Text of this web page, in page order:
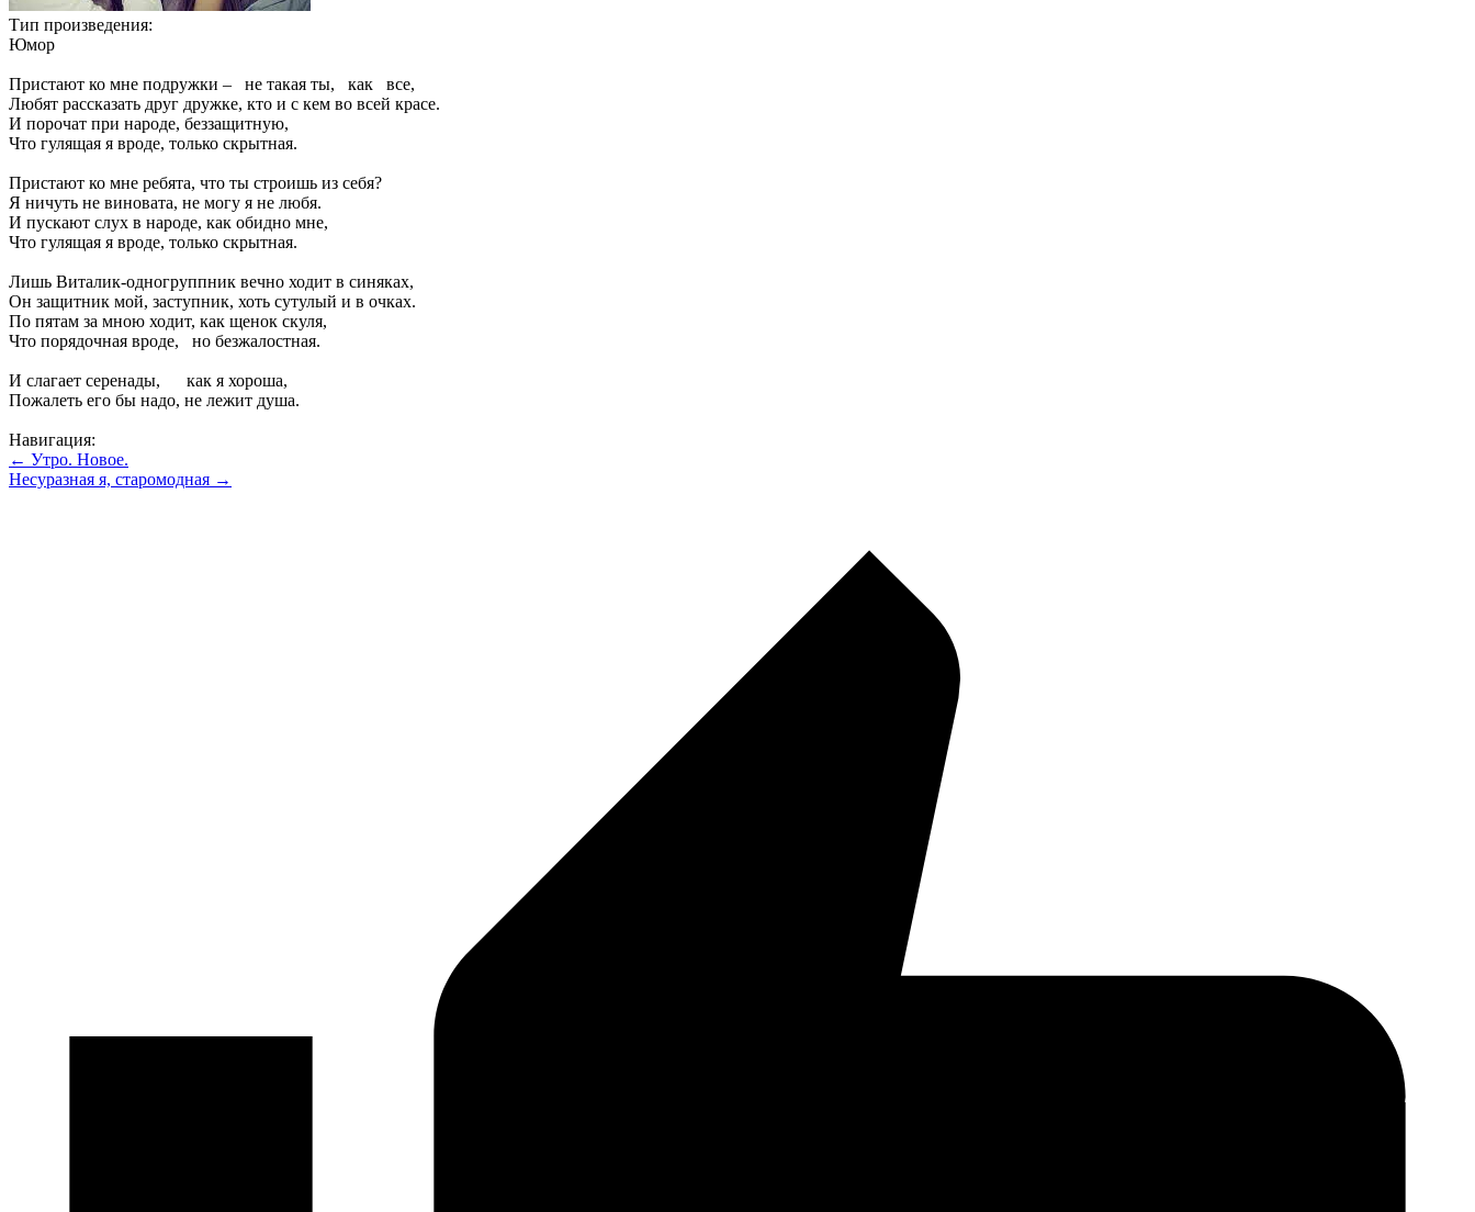
Тип произведения:
Юмор
Пристают ко мне подружки – не такая ты, как все,
Любят рассказать друг дружке, кто и с кем во всей красе.
И порочат при народе, беззащитную,
Что гулящая я вроде, только скрытная.
Пристают ко мне ребята, что ты строишь из себя?
Я ничуть не виновата, не могу я не любя.
И пускают слух в народе, как обидно мне,
Что гулящая я вроде, только скрытная.
Лишь Виталик-одногруппник вечно ходит в синяках,
Он защитник мой, заступник, хоть сутулый и в очках.
По пятам за мною ходит, как щенок скуля,
Что порядочная вроде, но безжалостная.
И слагает серенады, как я хороша,
Пожалеть его бы надо, не лежит душа.
Навигация:
← Утро. Новое.
Несуразная я, старомодная →